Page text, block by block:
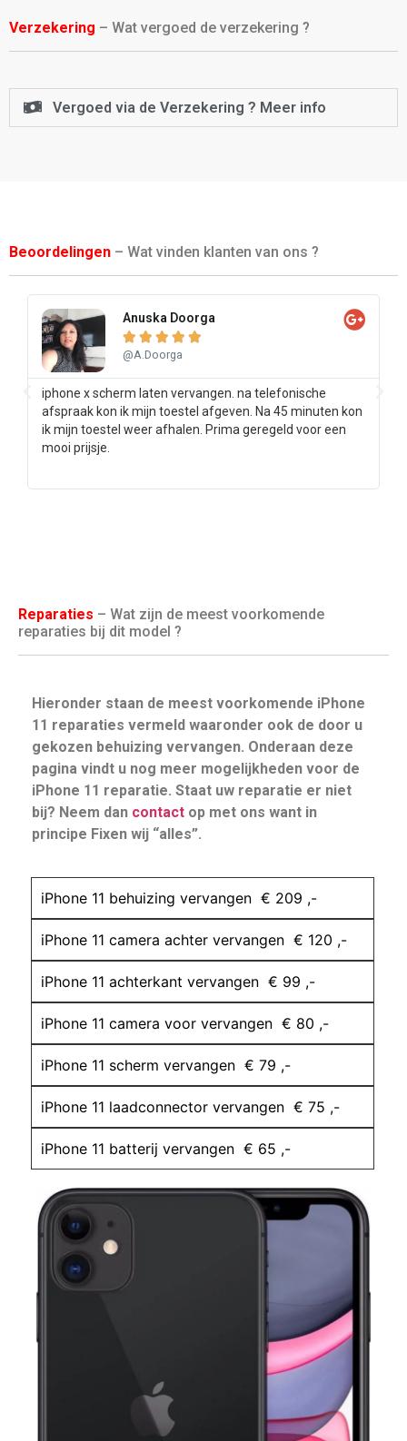
Verzekering – Wat vergoed de verzekering ?
Vergoed via de Verzekering ? Meer info
Beoordelingen – Wat vinden klanten van ons ?
Anuska Doorga
    
@A.Doorga
iphone x scherm laten vervangen. na telefonische
afspraak kon ik mijn toestel afgeven. Na 45 minuten kon
ik mijn toestel weer afhalen. Prima geregeld voor een
mooi prijsje.
Reparaties – Wat zijn de meest voorkomende
reparaties bij dit model ?
Hieronder staan de meest voorkomende iPhone
11 reparaties vermeld waaronder ook de door u
gekozen behuizing vervangen. Onderaan deze
pagina vindt u nog meer mogelijkheden voor de
iPhone 11 reparatie. Staat uw reparatie er niet
bij? Neem dan contact op met ons want in
principe Fixen wij “alles”.
iPhone 11 behuizing vervangen € 209 ,-
iPhone 11 camera achter vervangen € 120 ,-
iPhone 11 achterkant vervangen € 99 ,-
iPhone 11 camera voor vervangen € 80 ,-
iPhone 11 scherm vervangen € 79 ,-
iPhone 11 laadconnector vervangen € 75 ,-
iPhone 11 batterij vervangen € 65 ,-